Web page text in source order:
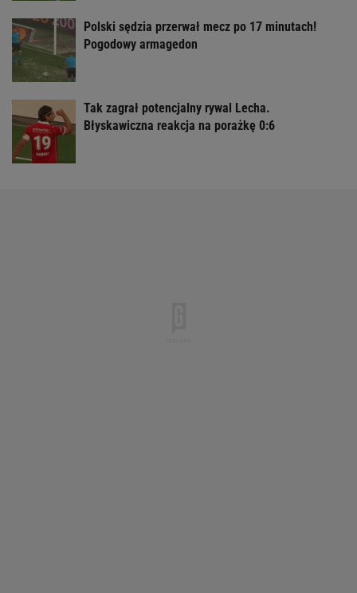
Polski sędzia przerwał mecz po 17 minutach!
Pogodowy armagedon
Tak zagrał potencjalny rywal Lecha.
Błyskawiczna reakcja na porażkę 0:6